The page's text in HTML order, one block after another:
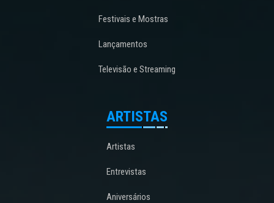
Festivais e Mostras
Lançamentos
Televisão e Streaming
ARTISTAS
Artistas
Entrevistas
Aniversários